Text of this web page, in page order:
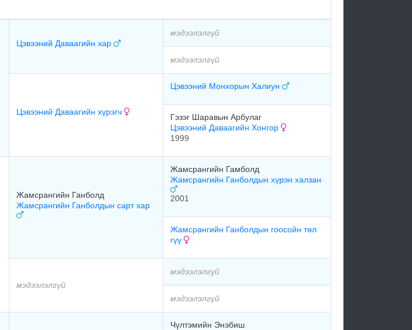
Цэвээний Даваагийн хар
мэдээлэлгүй
мэдээлэлгүй
Цэвээний Даваагийн хүрэгч
Цэвээний Монхорын Халиун
Гэзэг Шаравын Арбулаг
Цэвээний Даваагийн Хонгор
1999
Жамсрангийн Ганболд
Жамсрангийн Ганболдын сарт хар
Жамсрангийн Гамболд
Жамсрангийн Ганболдын хүрэн халзан
2001
Жамсрангийн Ганболдын гоосойн төл
гүү
мэдээлэлгүй
мэдээлэлгүй
мэдээлэлгүй
Чүлтэмийн Энэбиш